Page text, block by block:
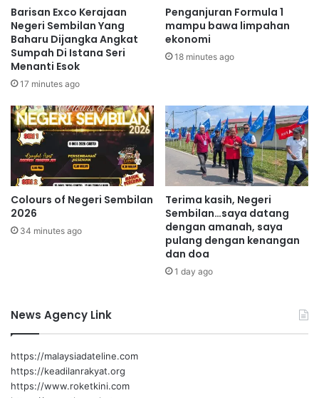
p
e
n
g
h
n
t
a
k
a
n
k
a
,
M
B
S
e
g
e
r
a
n
a
h
U
r
u
Barisan Exco Kerajaan
Negeri Sembilan Yang
Baharu Dijangka Angkat
Sumpah Di Istana Seri
Menanti Esok
17 minutes ago
Penganjuran Formula 1
mampu bawa limpahan
ekonomi
18 minutes ago
Colours of Negeri Sembilan
2026
34 minutes ago
Terima kasih, Negeri
Sembilan…saya datang
dengan amanah, saya
pulang dengan kenangan
dan doa
1 day ago
News Agency Link
https://malaysiadateline.com
https://keadilanrakyat.org
https://www.roketkini.com